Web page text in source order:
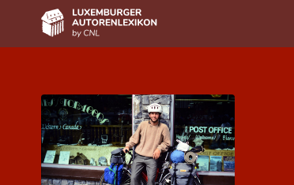
Autor(inn)en A-Z
Erweiterte Suche
Häufige Fragen und Antworten